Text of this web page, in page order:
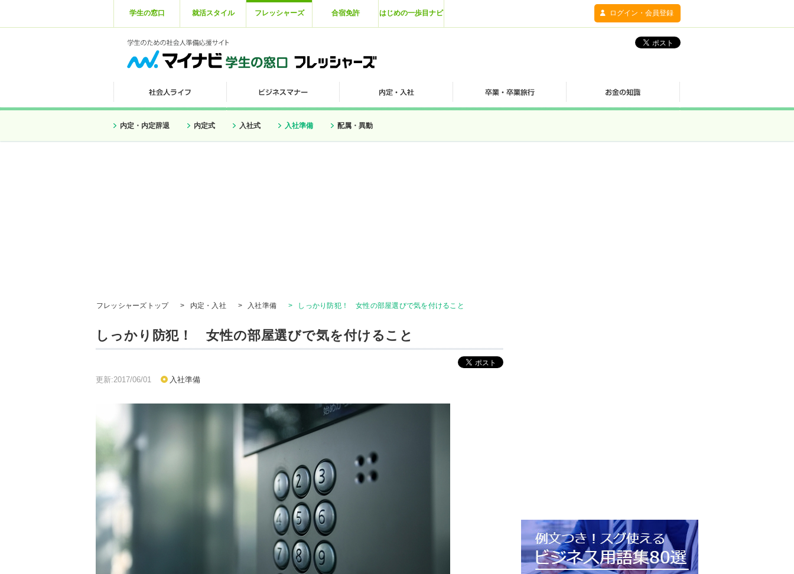
学生の窓口 就活スタイル フレッシャーズ 合宿免許 はじめの一歩目ナビ ログイン・会員登録
内定・内定辞退 内定式 入社式 入社準備 配属・異動
フレッシャーズトップ > 内定・入社 > 入社準備 > しっかり防犯！ 女性の部屋選びで気を付けること
しっかり防犯！ 女性の部屋選びで気を付けること
更新:2017/06/01 入社準備